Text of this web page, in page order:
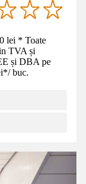
lei * Toate
TVA și
și DBA pe
*/ buc.